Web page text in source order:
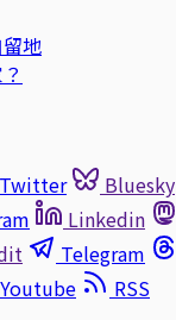
地
Twitter Bluesky
Linkedin
Telegram
Youtube
RSS